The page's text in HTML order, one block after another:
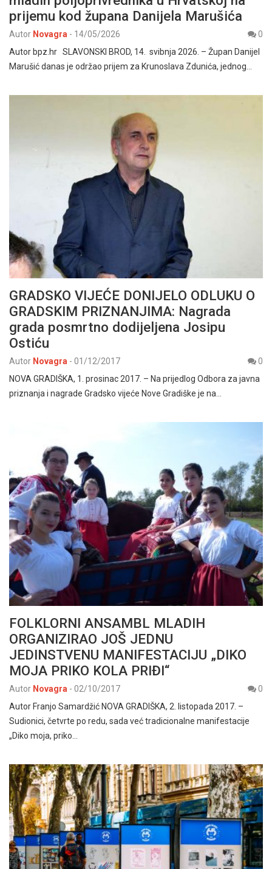
prijemu kod župana Danijela Marušića
Autor Novagra - 14/05/2026
0
Autor bpz.hr SLAVONSKI BROD, 14. svibnja 2026. – Župan Danijel
Marušić danas je održao prijem za Krunoslava Zdunića, jednog…
GRADSKO VIJEĆE DONIJELO ODLUKU O
GRADSKIM PRIZNANJIMA: Nagrada
grada posmrtno dodijeljena Josipu
Ostiću
Autor Novagra - 01/12/2017
0
NOVA GRADIŠKA, 1. prosinac 2017. – Na prijedlog Odbora za javna
priznanja i nagrade Gradsko vijeće Nove Gradiške je na…
FOLKLORNI ANSAMBL MLADIH
ORGANIZIRAO JOŠ JEDNU
JEDINSTVENU MANIFESTACIJU „DIKO
MOJA PRIKO KOLA PRIĐI“
Autor Novagra - 02/10/2017
0
Autor Franjo Samardžić NOVA GRADIŠKA, 2. listopada 2017. –
Sudionici, četvrte po redu, sada već tradicionalne manifestacije
„Diko moja, priko…